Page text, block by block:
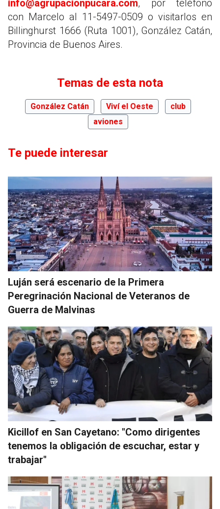
info@agrupacionpucara.com, por teléfono
con Marcelo al 11-5497-0509 o visitarlos en
Billinghurst 1666 (Ruta 1001), González Catán,
Provincia de Buenos Aires.
Temas de esta nota
González Catán Viví el Oeste
club
aviones
Te puede interesar
Luján será escenario de la Primera
Peregrinación Nacional de Veteranos de
Guerra de Malvinas
Kicillof en San Cayetano: "Como dirigentes
tenemos la obligación de escuchar, estar y
trabajar"